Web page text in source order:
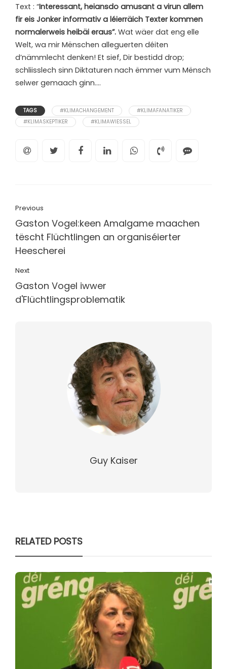
Text : “Interessant, heiansdo amusant a virun allem
fir eis Jonker informativ a léierräich Texter kommen
normalerweis heibäi eraus”. Wat wäer dat eng elle
Welt, wa mir Mënschen alleguerten déiten
d’nämmlecht denken! Et sief, Dir bestidd drop;
schliisslech sinn Diktaturen nach ëmmer vum Mënsch
selwer gemaach ginn….
TAGS #KLIMACHANGEMENT
#KLIMAFANATIKER
#KLIMASKEPTIKER
#KLIMAWIESSEL
Previous
Gaston Vogel:keen Amalgame maachen
tëscht Flüchtlingen an organiséierter
Heescherei
Next
Gaston Vogel iwwer
d'Flüchtlingsproblematik
Guy Kaiser
RELATED POSTS